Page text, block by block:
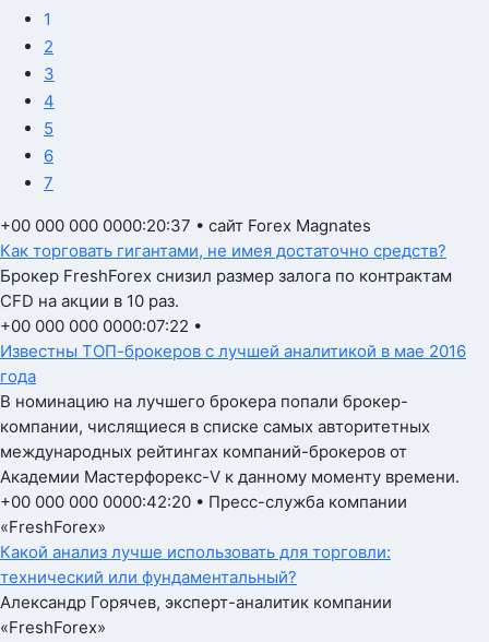
1
2
3
4
5
6
7
+00 000 000 0000:20:37 • сайт Forex Magnates
Как торговать гигантами, не имея достаточно средств?
Брокер FreshForex снизил размер залога по контрактам
CFD на акции в 10 раз.
+00 000 000 0000:07:22 •
Известны ТОП-брокеров с лучшей аналитикой в мае 2016
года
В номинацию на лучшего брокера попали брокер-
компании, числящиеся в списке самых авторитетных
международных рейтингах компаний-брокеров от
Академии Мастерфорекс-V к данному моменту времени.
+00 000 000 0000:42:20 • Пресс-служба компании
«FreshForex»
Какой анализ лучше использовать для торговли:
технический или фундаментальный?
Александр Горячев, эксперт-аналитик компании
«FreshForex»